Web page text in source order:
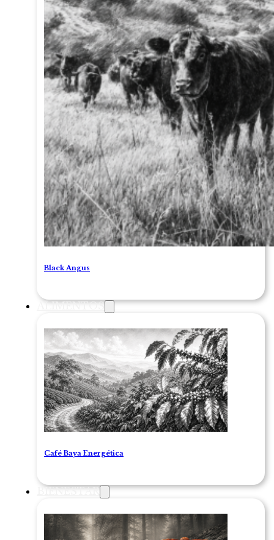
Black Angus
ALIMENTOS
Café Baya Energética
BIENESTAR